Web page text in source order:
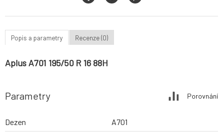
Popis a parametry Recenze (0)
Aplus A701 195/50 R 16 88H
Parametry Porovnání
Dezen
A701